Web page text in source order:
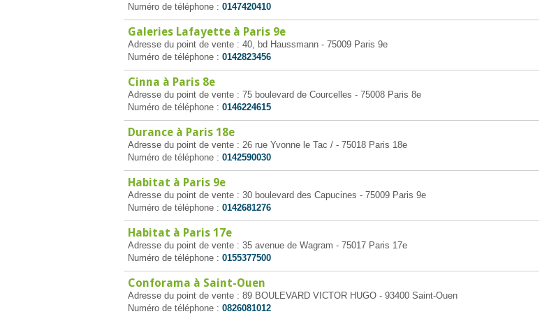
Numéro de téléphone : 0147420410
Galeries Lafayette à Paris 9e
Adresse du point de vente : 40, bd Haussmann - 75009 Paris 9e
Numéro de téléphone : 0142823456
Cinna à Paris 8e
Adresse du point de vente : 75 boulevard de Courcelles - 75008 Paris 8e
Numéro de téléphone : 0146224615
Durance à Paris 18e
Adresse du point de vente : 26 rue Yvonne le Tac / - 75018 Paris 18e
Numéro de téléphone : 0142590030
Habitat à Paris 9e
Adresse du point de vente : 30 boulevard des Capucines - 75009 Paris 9e
Numéro de téléphone : 0142681276
Habitat à Paris 17e
Adresse du point de vente : 35 avenue de Wagram - 75017 Paris 17e
Numéro de téléphone : 0155377500
Conforama à Saint-Ouen
Adresse du point de vente : 89 BOULEVARD VICTOR HUGO - 93400 Saint-Ouen
Numéro de téléphone : 0826081012